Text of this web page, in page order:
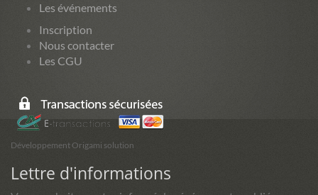
Les événements
Inscription
Nous contacter
Les CGU
Développement Origami solution
Lettre d'informations